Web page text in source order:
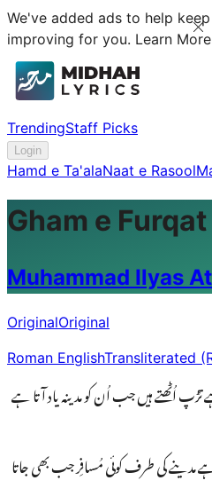
We've added ads to help
improving for you. Learn More
TrendingStaff Picks
Login
Hamd e Ta'alaNaat e Rasool
Gham e
Muhammad Ilyas
OriginalOriginal
Roman EnglishTransliterated
اُٹھتے ہیں جب اُن کو مدینہ یاد آتا ہے
مدینے کی طرف کوئی مُسافِر جب بھی جاتا